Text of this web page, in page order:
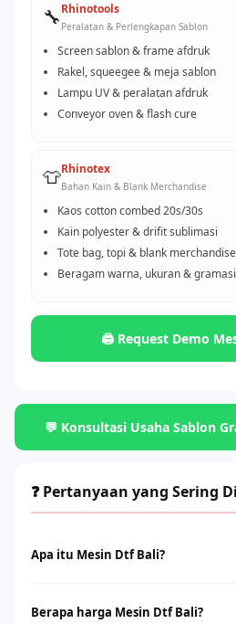
🔧Rhinotools
Peralatan & Perlengkapan Sablon
Screen sablon & frame afdruk
Rakel, squeegee & meja sablon
Lampu UV & peralatan afdruk
Conveyor oven & flash cure
👕Rhinotex
Bahan Kain & Blank Merchandise
Kaos cotton combed 20s/30s
Kain polyester & drifit sublimasi
Tote bag, topi & blank merchandise
Beragam warna, ukuran & gramasi
🖨️ Request Demo
💬 Konsultasi Usaha Sablon
❓ Pertanyaan yang Sering
Apa itu Mesin Dtf Bali?
menggunakan film PET sebagai
Berapa harga Mesin Dtf Bali?